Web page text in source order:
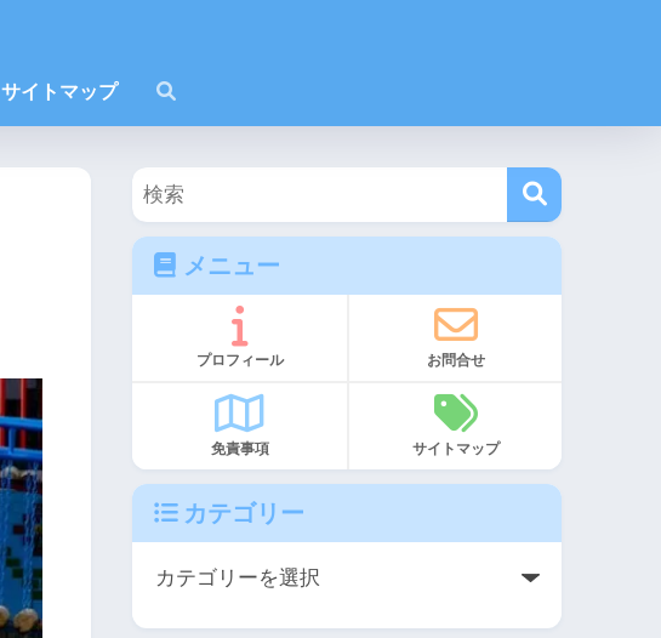
サイトマップ
メニュー
プロフィール お問合せ
免責事項 サイトマップ
カテゴリー